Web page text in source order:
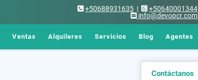
+50688931635 |
+50640001344
info@devopcr.com
Ventas Alquileres Servicios Blog Agentes
Contáctanos